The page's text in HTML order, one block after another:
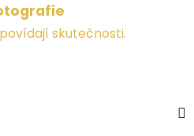
skutečnosti.